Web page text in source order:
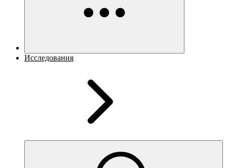
Исследования